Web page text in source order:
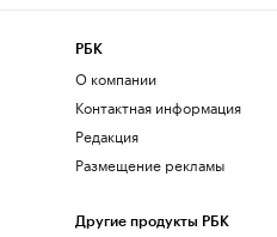
РБК
О компании
Контактная информация
Редакция
Размещение рекламы
Другие продукты РБК